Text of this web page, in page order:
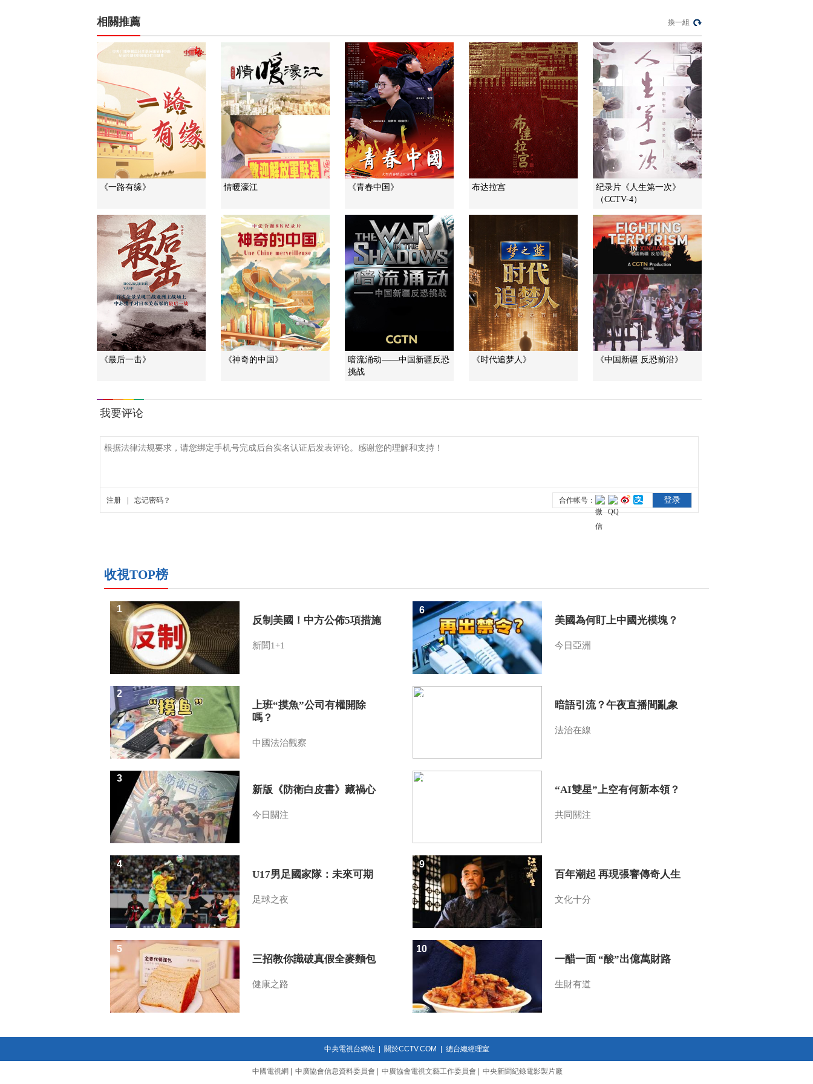
間亂象
法治在線
“AI雙星”上空有何新本
領？
共同關注
奇人生
文化十分
一醋一面 “酸”出億萬
財路
生財有道
相關推薦 換一組
《一路有缘》 情暖濠江 《青春中国》 布达拉宫
纪录片《人生第一次》
（CCTV-4）
《最后一击》 《神奇的中国》
暗流涌动——中国新疆反恐
挑战
《时代追梦人》 《中国新疆 反恐前沿》
收視TOP榜
反制美國！中方公佈5項措施
新聞1+1
1
上班“摸魚”公司有權開除
嗎？
中國法治觀察
2
新版《防衛白皮書》藏禍心
今日關注
3
U17男足國家隊：未來可期
足球之夜
4
三招教你識破真假全麥麵包
健康之路
5
美國為何盯上中國光模塊？
今日亞洲
6
暗語引流？午夜直播間亂象
法治在線
7
“AI雙星”上空有何新本領？
共同關注
8
百年潮起 再現張謇傳奇人生
文化十分
9
一醋一面 “酸”出億萬財路
生財有道
10
中央電視台網站| 關於CCTV.COM 總台總經理室
中國電視網 中廣協會信息資料委員會 中廣協會電視文藝工作委員會 中央新聞紀錄電影製片廠